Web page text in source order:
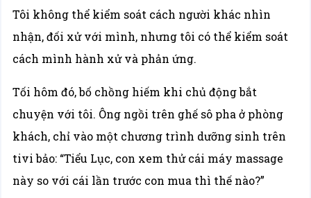
Tôi không thể kiểm soát cách người khác nhìn
nhận, đối xử với mình, nhưng tôi có thể kiểm soát
cách mình hành xử và phản ứng.
Tối hôm đó, bố chồng hiếm khi chủ động bắt
chuyện với tôi. Ông ngồi trên ghế sô pha ở phòng
khách, chỉ vào một chương trình dưỡng sinh trên
tivi bảo: “Tiểu Lục, con xem thử cái máy massage
này so với cái lần trước con mua thì thế nào?”